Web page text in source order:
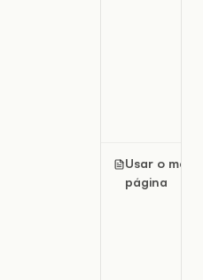
Usar o
página